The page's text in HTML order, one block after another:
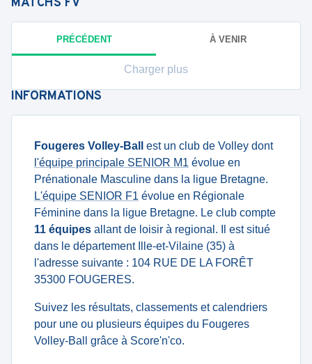
PRÉCÉDENT À VENIR
Charger plus
INFORMATIONS
Fougeres Volley-Ball
est un club de Volley dont
l'équipe principale SENIOR M1 évolue en
Prénationale Masculine dans la ligue Bretagne.
L'équipe SENIOR F1 évolue en Régionale
Féminine dans la ligue Bretagne. Le club compte
11 équipes allant de loisir à regional. Il est situé
dans le département Ille-et-Vilaine (35) à
l'adresse suivante : 104 RUE DE LA FORÊT
35300 FOUGERES.
Suivez les résultats, classements et calendriers
pour une ou plusieurs équipes du Fougeres
Volley-Ball grâce à Score'n'co.